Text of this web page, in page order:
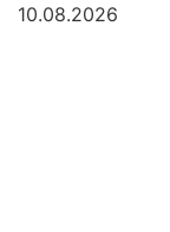
10.08.2026